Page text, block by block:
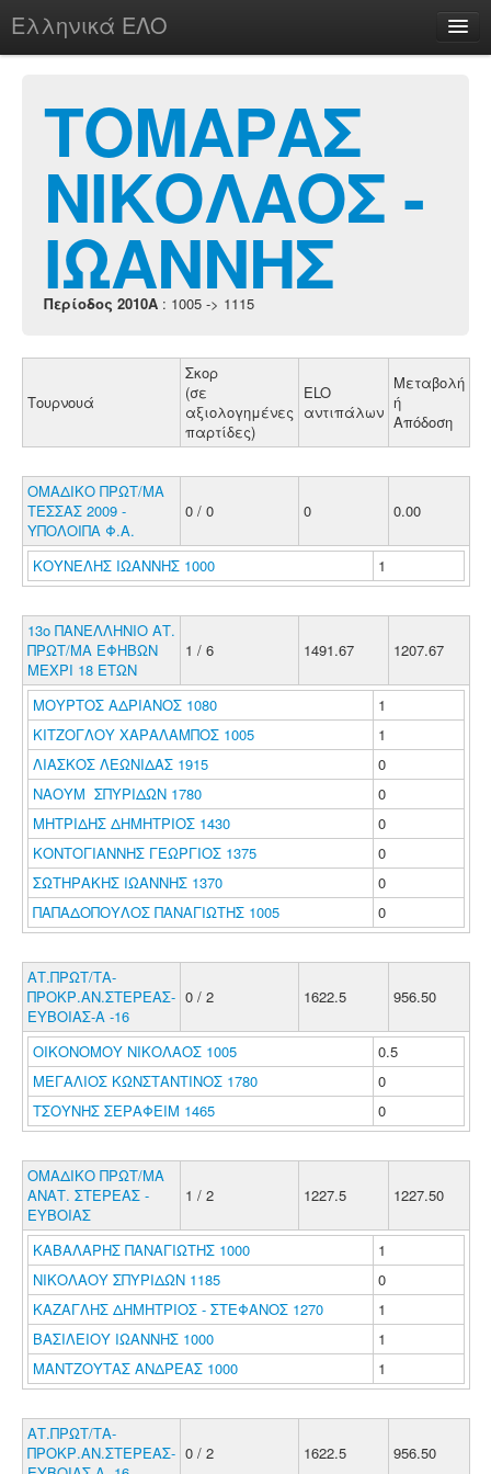
Ελληνικά ΕΛΟ
chesstu.be @ discord
Login
ΤΟΜΑΡΑΣ
ΝΙΚΟΛΑΟΣ -
ΙΩΑΝΝΗΣ
Περίοδος 2010A : 1005 -> 1115
Τουρνουά
Σκορ
(σε
αξιολογημένες
παρτίδες)
ELO
αντιπάλων
Μεταβολή
ή
Απόδοση
ΟΜΑΔΙΚΟ ΠΡΩΤ/ΜΑ
ΤΕΣΣΑΣ 2009 -
ΥΠΟΛΟΙΠΑ Φ.Α.
0 / 0 0 0.00
ΚΟΥΝΕΛΗΣ ΙΩΑΝΝΗΣ 1000 1
13ο ΠΑΝΕΛΛΗΝΙΟ ΑΤ.
ΠΡΩΤ/ΜΑ ΕΦΗΒΩΝ
ΜΕΧΡΙ 18 ΕΤΩΝ
1 / 6 1491.67 1207.67
ΜΟΥΡΤΟΣ ΑΔΡΙΑΝΟΣ 1080
1
ΚΙΤΖΟΓΛΟΥ ΧΑΡΑΛΑΜΠΟΣ 1005
1
ΛΙΑΣΚΟΣ ΛΕΩΝΙΔΑΣ 1915
0
ΝΑΟΥΜ ΣΠΥΡΙΔΩΝ 1780
0
ΜΗΤΡΙΔΗΣ ΔΗΜΗΤΡΙΟΣ 1430
0
ΚΟΝΤΟΓΙΑΝΝΗΣ ΓΕΩΡΓΙΟΣ 1375
0
ΣΩΤΗΡΑΚΗΣ ΙΩΑΝΝΗΣ 1370
0
ΠΑΠΑΔΟΠΟΥΛΟΣ ΠΑΝΑΓΙΩΤΗΣ 1005
0
ΑΤ.ΠΡΩΤ/ΤΑ-
ΠΡΟΚΡ.ΑΝ.ΣΤΕΡΕΑΣ-
ΕΥΒΟΙΑΣ-Α -16
0 / 2 1622.5 956.50
ΟΙΚΟΝΟΜΟΥ ΝΙΚΟΛΑΟΣ 1005
0.5
ΜΕΓΑΛΙΟΣ ΚΩΝΣΤΑΝΤΙΝΟΣ 1780
0
ΤΣΟΥΝΗΣ ΣΕΡΑΦΕΙΜ 1465
0
ΟΜΑΔΙΚΟ ΠΡΩΤ/ΜΑ
ΑΝΑΤ. ΣΤΕΡΕΑΣ -
ΕΥΒΟΙΑΣ
1 / 2 1227.5 1227.50
ΚΑΒΑΛΑΡΗΣ ΠΑΝΑΓΙΩΤΗΣ 1000
1
ΝΙΚΟΛΑΟΥ ΣΠΥΡΙΔΩΝ 1185
0
ΚΑΖΑΓΛΗΣ ΔΗΜΗΤΡΙΟΣ - ΣΤΕΦΑΝΟΣ 1270
1
ΒΑΣΙΛΕΙΟΥ ΙΩΑΝΝΗΣ 1000
1
ΜΑΝΤΖΟΥΤΑΣ ΑΝΔΡΕΑΣ 1000
1
ΑΤ.ΠΡΩΤ/ΤΑ-
ΠΡΟΚΡ.ΑΝ.ΣΤΕΡΕΑΣ- 0 / 2 1622.5 956.50